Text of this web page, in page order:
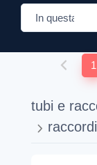
1
tubi e